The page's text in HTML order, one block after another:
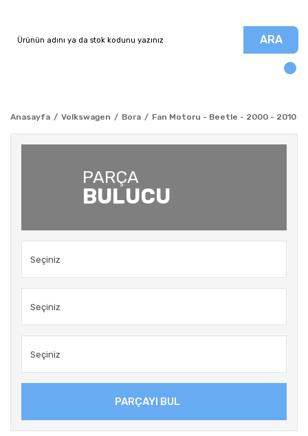
ARA
Anasayfa Volkswagen Bora Fan Motoru - Beetle - 2000 - 2010
PARÇA
BULUCU
PARÇAYI BUL